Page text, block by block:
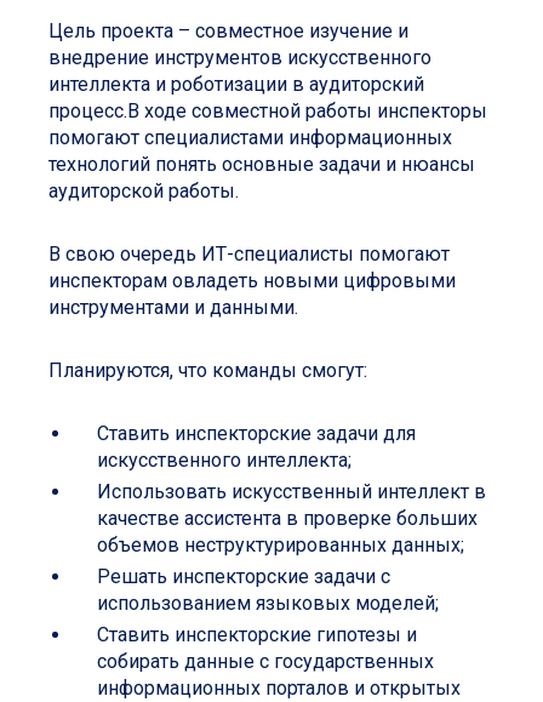
Цель проекта – совместное изучение и
внедрение инструментов искусственного
интеллекта и роботизации в аудиторский
процесс.В ходе совместной работы инспекторы
помогают специалистами информационных
технологий понять основные задачи и нюансы
аудиторской работы.
В свою очередь ИТ-специалисты помогают
инспекторам овладеть новыми цифровыми
инструментами и данными.
Планируются, что команды смогут:
Ставить инспекторские задачи для
искусственного интеллекта;
Использовать искусственный интеллект в
качестве ассистента в проверке больших
объемов неструктурированных данных;
Решать инспекторские задачи с
использованием языковых моделей;
Ставить инспекторские гипотезы и
собирать данные с государственных
информационных порталов и открытых